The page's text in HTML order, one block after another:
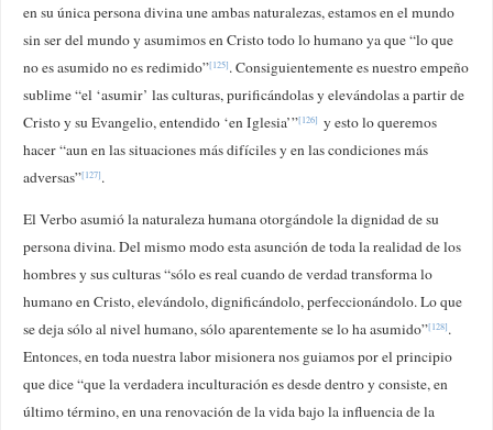
en su única persona divina une ambas naturalezas, estamos en el mundo
sin ser del mundo y asumimos en Cristo todo lo humano ya que “lo que
no es asumido no es redimido”[125]. Consiguientemente es nuestro empeño
sublime “el ‘asumir’ las culturas, purificándolas y elevándolas a partir de
Cristo y su Evangelio, entendido ‘en Iglesia’”[126] y esto lo queremos
hacer “aun en las situaciones más difíciles y en las condiciones más
adversas”[127].
El Verbo asumió la naturaleza humana otorgándole la dignidad de su
persona divina. Del mismo modo esta asunción de toda la realidad de los
hombres y sus culturas “sólo es real cuando de verdad transforma lo
humano en Cristo, elevándolo, dignificándolo, perfeccionándolo. Lo que
se deja sólo al nivel humano, sólo aparentemente se lo ha asumido”[128].
Entonces, en toda nuestra labor misionera nos guiamos por el principio
que dice “que la verdadera inculturación es desde dentro y consiste, en
último término, en una renovación de la vida bajo la influencia de la